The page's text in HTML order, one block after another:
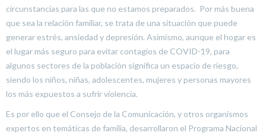
circunstancias para las que no estamos preparados. Por más buena
que sea la relación familiar, se trata de una situación que puede
generar estrés, ansiedad y depresión. Asimismo, aunque el hogar es
el lugar más seguro para evitar contagios de COVID-19, para
algunos sectores de la población significa un espacio de riesgo,
siendo los niños, niñas, adolescentes, mujeres y personas mayores
los más expuestos a sufrir violencia.
Es por ello que el Consejo de la Comunicación, y otros organismos
expertos en temáticas de familia, desarrollaron el Programa Nacional